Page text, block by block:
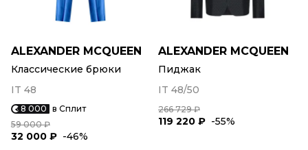
ALEXANDER MCQUEEN
Классические брюки
IT 48
8 000 в Сплит
59 000 ₽
32 000 ₽ -46%
ALEXANDER MCQUEEN
Пиджак
IT 48/50
266 729 ₽
119 220 ₽ -55%